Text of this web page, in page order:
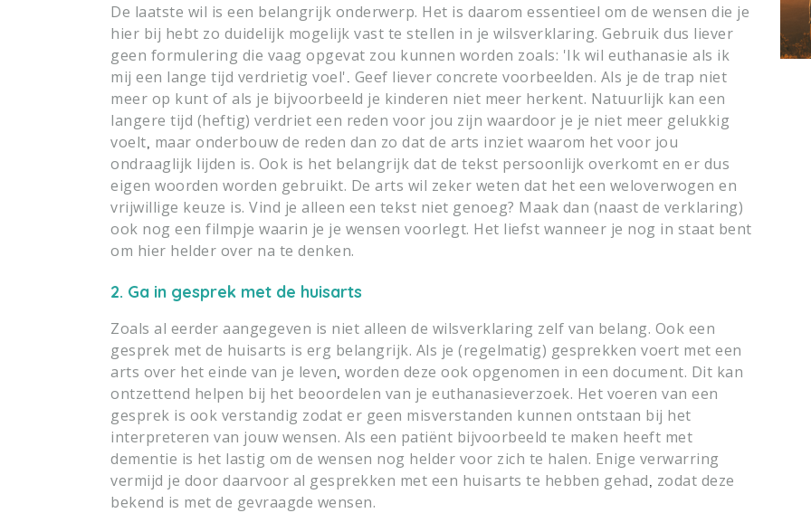
De laatste wil is een belangrijk onderwerp. Het is daarom essentieel om de wensen die je
hier bij hebt zo duidelijk mogelijk vast te stellen in je wilsverklaring. Gebruik dus liever
geen formulering die vaag opgevat zou kunnen worden zoals: 'Ik wil euthanasie als ik
mij een lange tijd verdrietig voel' Geef liever concrete voorbeelden. Als je de trap niet
meer op kunt of als je bijvoorbeeld je kinderen niet meer herkent. Natuurlijk kan een
langere tijd (heftig) verdriet een reden voor jou zijn waardoor je je niet meer gelukkig
voelt maar onderbouw de reden dan zo dat de arts inziet waarom het voor jou
ondraaglijk lijden is. Ook is het belangrijk dat de tekst persoonlijk overkomt en er dus
eigen woorden worden gebruikt. De arts wil zeker weten dat het een weloverwogen en
vrijwillige keuze is. Vind je alleen een tekst niet genoeg? Maak dan (naast de verklaring)
ook nog een filmpje waarin je je wensen voorlegt. Het liefst wanneer je nog in staat bent
om hier helder over na te denken.
2. Ga in gesprek met de huisarts
Zoals al eerder aangegeven is niet alleen de wilsverklaring zelf van belang. Ook een
gesprek met de huisarts is erg belangrijk. Als je (regelmatig) gesprekken voert met een
arts over het einde van je leven worden deze ook opgenomen in een document. Dit kan
ontzettend helpen bij het beoordelen van je euthanasieverzoek. Het voeren van een
gesprek is ook verstandig zodat er geen misverstanden kunnen ontstaan bij het
interpreteren van jouw wensen. Als een patiënt bijvoorbeeld te maken heeft met
dementie is het lastig om de wensen nog helder voor zich te halen. Enige verwarring
vermijd je door daarvoor al gesprekken met een huisarts te hebben gehad zodat deze
bekend is met de gevraagde wensen.